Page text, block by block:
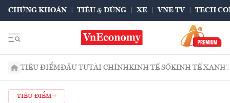
CHỨNG KHOÁN TIÊU & DÙNG XE VNE TV TECH
TIÊU ĐIỂMĐẦU TƯTÀI CHÍNHKINH TẾ SỐKINH TẾ XANH
TIÊU ĐIỂM